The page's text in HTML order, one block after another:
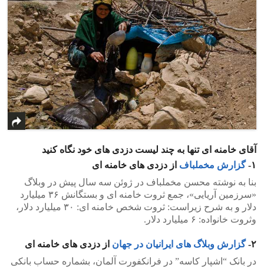
آقای خامنه ای تنها به چند لیست دزدی های خود نگاه کنید
۱- گزارش مخملباف از دزدی های خامنه ای
بنا به نوشته محسن مخملباف در ژوئن سه سال پیش در وبلاگ
«سرزمین آریایی»، جمع ثروت خامنه ای و بستگانش ۳۶ میلیارد
دلار و به شرح زیراست: ثروت شخص خامنه ای: ۳۰ میلیارد دلار،
وثروت خانواده: ۶ میلیارد دلار.
‫۲- گزارش وبلاگ های ایرانیان در جهان از دزدی های خامنه ای‬
در بانک “اشپار کاسه” در فرانکفورت آلمان، بشماره حساب بانکی